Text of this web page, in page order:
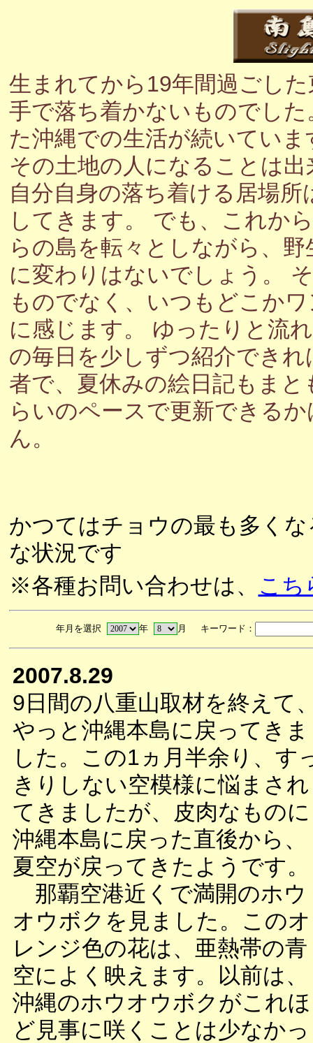
生まれてから19年間過ごし
手で落ち着かないものでし
た沖縄での生活が続いてい
その土地の人になることは
自分自身の落ち着ける居場
してきます。 でも、これか
らの島を転々としながら、
に変わりはないでしょう。
ものでなく、いつもどこか
に感じます。 ゆったりと流
の毎日を少しずつ紹介でき
者で、夏休みの絵日記もま
らいのペースで更新できる
ん。
かつてはチョウの最も多く
な状況です
※各種お問い合わせは、 こち
年月を選択 年 月 キーワード：
2007.8.29
9日間の八重山取材を終えて
やっと沖縄本島に戻ってきま
した。この1ヵ月半余り、す
きりしない空模様に悩まされ
てきましたが、皮肉なものに
沖縄本島に戻った直後から、
夏空が戻ってきたようです。
那覇空港近くで満開のホウ
オウボクを見ました。このオ
レンジ色の花は、亜熱帯の青
空によく映えます。以前は、
沖縄のホウオウボクがこれほ
ど見事に咲くことは少なかっ